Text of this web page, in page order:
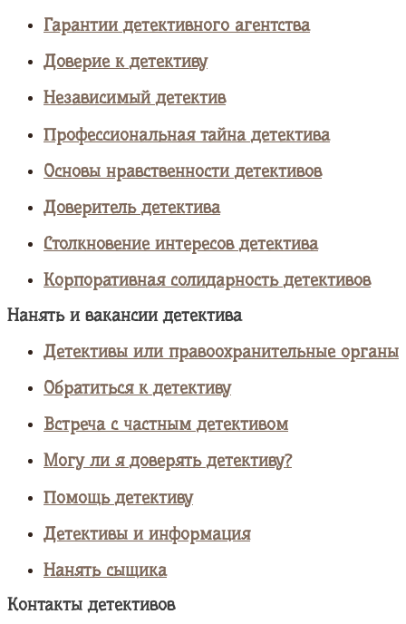
Гарантии детективного агентства
Доверие к детективу
Независимый детектив
Профессиональная тайна детектива
Основы нравственности детективов
Доверитель детектива
Столкновение интересов детектива
Корпоративная солидарность детективов
Нанять и вакансии детектива
Детективы или правоохранительные органы
Обратиться к детективу
Встреча с частным детективом
Могу ли я доверять детективу?
Помощь детективу
Детективы и информация
Нанять сыщика
Контакты детективов